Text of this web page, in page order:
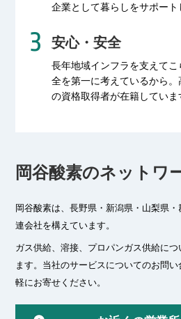
企業として暮らしをサポート
安心・安全
長年地域インフラを支えて
全を第一に考えているから。
の資格取得者が在籍していま
岡谷酸素のネットワ
岡谷酸素は、長野県・新潟県・山梨県
連会社を構えています。
ガス供給、溶接、プロパンガス供給に
ます。 当社のサービスについてのお問
軽にお寄せください。